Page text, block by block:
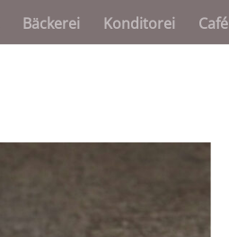
Bäckerei Konditorei Café